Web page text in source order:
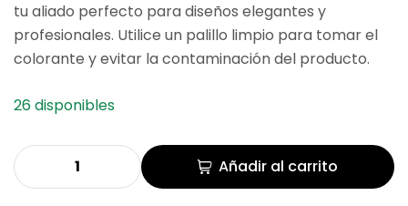
tu aliado perfecto para diseños elegantes y
profesionales. Utilice un palillo limpio para tomar el
colorante y evitar la contaminación del producto.
26 disponibles
Añadir al carrito